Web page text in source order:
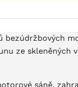
bezúdržbových
ze skleněných
sáně,